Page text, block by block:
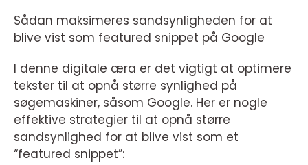
Sådan maksimeres sandsynligheden for at
blive vist som featured snippet på Google
I denne digitale æra er det vigtigt at optimere
tekster til at opnå større synlighed på
søgemaskiner, såsom Google. Her er nogle
effektive strategier til at opnå større
sandsynlighed for at blive vist som et
“featured snippet”: